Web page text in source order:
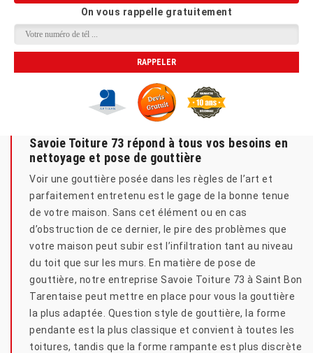
On vous rappelle gratuitement
Savoie Toiture 73 répond à tous vos besoins en
nettoyage et pose de gouttière
Voir une gouttière posée dans les règles de l’art et
parfaitement entretenu est le gage de la bonne tenue
de votre maison. Sans cet élément ou en cas
d’obstruction de ce dernier, le pire des problèmes que
votre maison peut subir est l’infiltration tant au niveau
du toit que sur les murs. En matière de pose de
gouttière, notre entreprise Savoie Toiture 73 à Saint Bon
Tarentaise peut mettre en place pour vous la gouttière
la plus adaptée. Question style de gouttière, la forme
pendante est la plus classique et convient à toutes les
toitures, tandis que la forme rampante est plus discrète